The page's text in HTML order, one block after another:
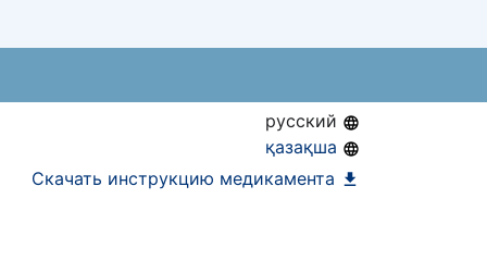
русский
қазақша
Скачать инструкцию медикамента